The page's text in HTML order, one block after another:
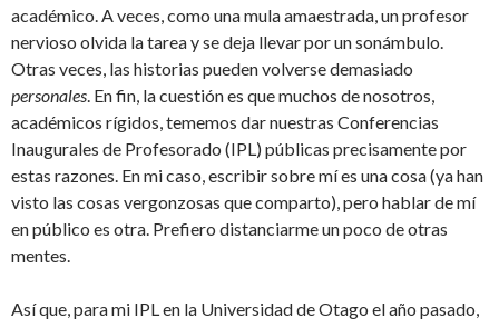
académico. A veces, como una mula amaestrada, un profesor
nervioso olvida la tarea y se deja llevar por un sonámbulo.
Otras veces, las historias pueden volverse demasiado
personales. En fin, la cuestión es que muchos de nosotros,
académicos rígidos, tememos dar nuestras Conferencias
Inaugurales de Profesorado (IPL) públicas precisamente por
estas razones. En mi caso, escribir sobre mí es una cosa (ya han
visto las cosas vergonzosas que comparto), pero hablar de mí
en público es otra. Prefiero distanciarme un poco de otras
mentes.
Así que, para mi IPL en la Universidad de Otago el año pasado,